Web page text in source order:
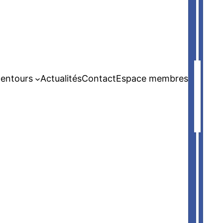
ActualitésContactEspace membres